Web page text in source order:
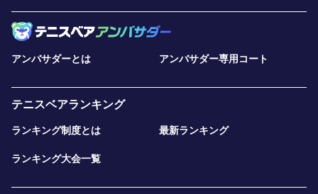
アンバサダーとは アンバサダー専用コート
テニスベアランキング
ランキング制度とは 最新ランキング
ランキング大会一覧